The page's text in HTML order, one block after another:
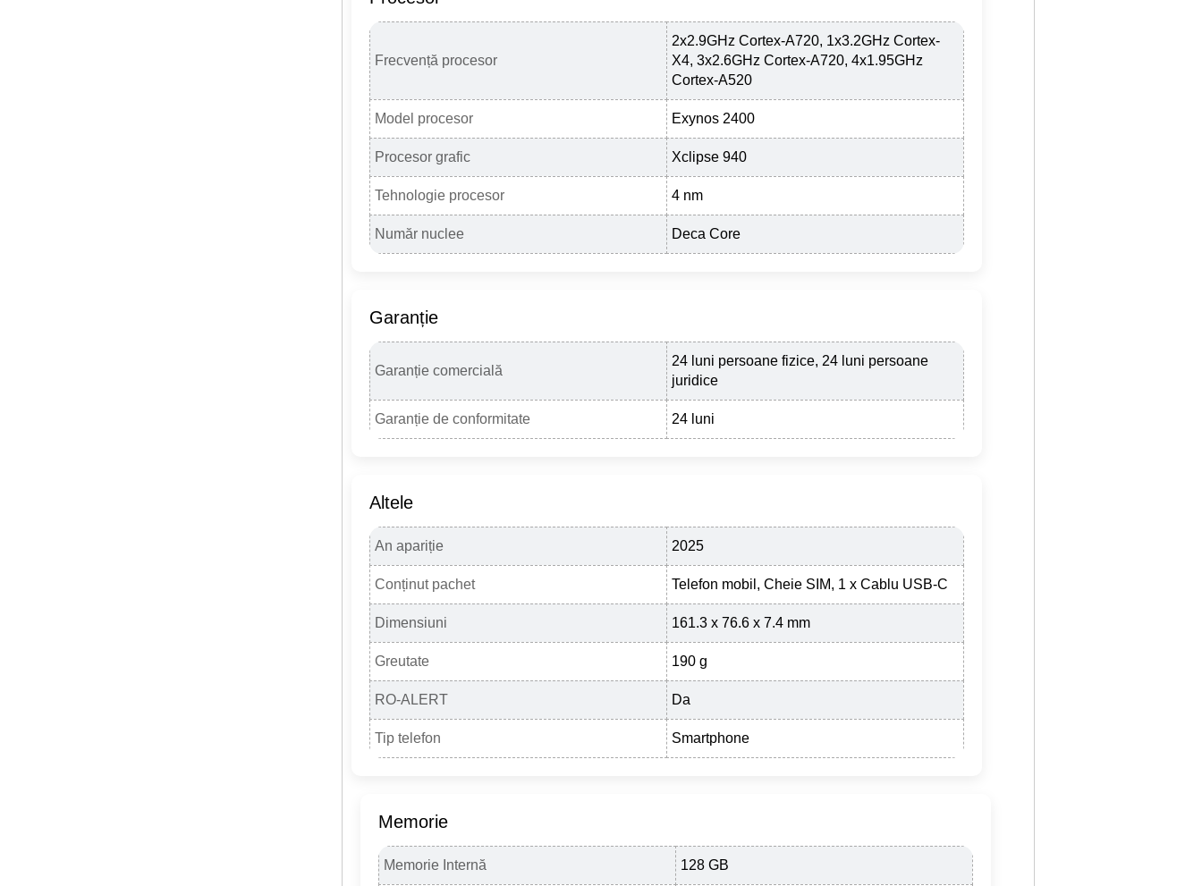
Frecvență procesor
2x2.9GHz Cortex-A720, 1x3.2GHz Cortex-
X4, 3x2.6GHz Cortex-A720, 4x1.95GHz
Cortex-A520
Model procesor Exynos 2400
Procesor grafic Xclipse 940
Tehnologie procesor 4 nm
Număr nuclee Deca Core
Garanție
Garanție comercială
24 luni persoane fizice, 24 luni persoane
juridice
Garanție de conformitate 24 luni
Altele
An apariție 2025
Conținut pachet Telefon mobil, Cheie SIM, 1 x Cablu USB-C
Dimensiuni 161.3 x 76.6 x 7.4 mm
Greutate 190 g
RO-ALERT Da
Tip telefon Smartphone
Memorie
Memorie Internă 128 GB